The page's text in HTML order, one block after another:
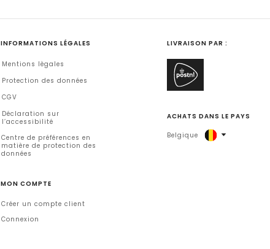
INFORMATIONS LÉGALES
Mentions lègales
Protection des données
CGV
Déclaration sur
l’accessibilité
Centre de préférences en
matière de protection des
données
MON COMPTE
Créer un compte client
Connexion
LIVRAISON PAR :
ACHATS DANS LE PAYS
Belgique